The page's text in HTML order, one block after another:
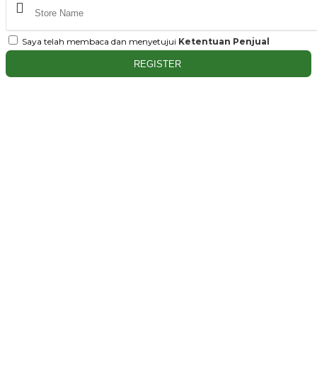
Saya telah membaca dan menyetujui Ketentuan Penjual
REGISTER